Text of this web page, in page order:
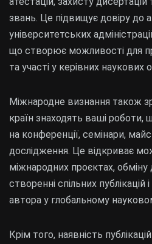
звань. Це підвищує довіру до
університетських
що створює можливості для
та участі у керівних наукових
Міжнародне визнання також
країн знаходять ваші
на конференції, семінари,
дослідження. Це відкриває
міжнародних проєктах, обміну
створенні спільних публікацій
автора у глобальному
Крім того, наявність